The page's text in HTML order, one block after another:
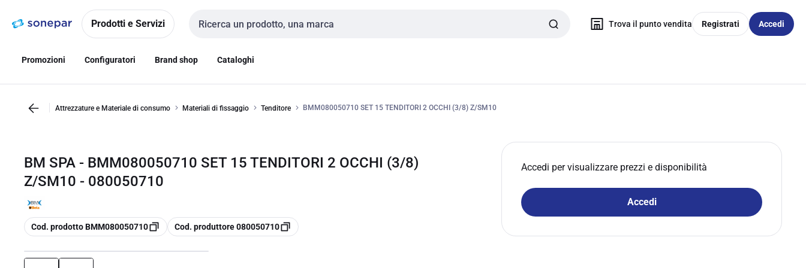
navigazionealla
Prodotti e Servizi
Cerca input
Trova il punto vendita Registrati Accedi
Promozioni Configuratori Brand shop Cataloghi
Attrezzature e Materiale di consumo Materiali di fissaggio Tenditore BMM080050710 SET 15 TENDITORI 2 OCCHI (3/8) Z/SM10
BM SPA - BMM080050710 SET 15 TENDITORI 2 OCCHI (3/8)
Z/SM10 - 080050710
copia
Cod. prodotto BMM080050710 copia
Cod. produttore 080050710
Accedi per visualizzare prezzi e disponibilità
Accedi